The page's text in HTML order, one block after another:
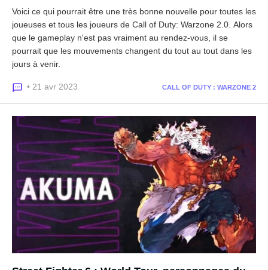
Voici ce qui pourrait être une très bonne nouvelle pour toutes les
joueuses et tous les joueurs de Call of Duty: Warzone 2.0. Alors
que le gameplay n'est pas vraiment au rendez-vous, il se
pourrait que les mouvements changent du tout au tout dans les
jours à venir.
• 21 avr 2023 CALL OF DUTY : WARZONE 2